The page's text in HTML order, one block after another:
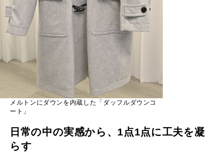
メルトンにダウンを内蔵した「ダッフルダウンコ
ート」
日常の中の実感から、1点1点に工夫を凝
らす